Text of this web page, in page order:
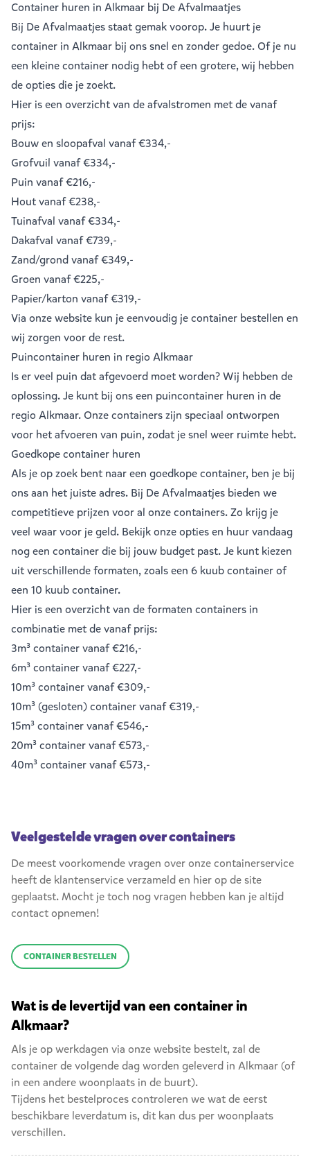
Container huren in Alkmaar bij De Afvalmaatjes
Bij De Afvalmaatjes staat gemak voorop. Je huurt je
container in Alkmaar bij ons snel en zonder gedoe. Of je nu
een kleine container nodig hebt of een grotere, wij hebben
de opties die je zoekt.
Hier is een overzicht van de afvalstromen met de vanaf
prijs:
Bouw en sloopafval vanaf €334,-
Grofvuil vanaf €334,-
Puin vanaf €216,-
Houtvanaf €238,-
Tuinafval vanaf €334,-
Dakafval vanaf €739,-
Zand/grondvanaf €349,-
Groen vanaf €225,-
Papier/karton vanaf €319,-
Via onze website kun je eenvoudig jecontainer bestellen en
wij zorgen voor de rest.
Puincontainer huren in regio Alkmaar
Is er veel puin dat afgevoerd moet worden? Wij hebben de
oplossing. Je kunt bij ons een puincontainer huren in de
regio Alkmaar. Onze containers zijn speciaal ontworpen
voor het afvoeren van puin, zodat je snel weer ruimte hebt.
Goedkope container huren
Als je op zoek bent naar een goedkope container, ben je bij
ons aan het juiste adres. Bij De Afvalmaatjes bieden we
competitieve prijzen voor al onze containers. Zo krijg je
veel waar voor je geld. Bekijk onze opties en huur vandaag
nog een container die bij jouw budget past. Je kunt kiezen
uit verschillende formaten, zoals een 6 kuub containerof
een 10 kuub container.
Hier is een overzicht van de formaten containers in
combinatie met de vanaf prijs:
3m³ containervanaf €216,-
6m³ containervanaf €227,-
10m³ containervanaf €309,-
10m³ (gesloten) containervanaf €319,-
15m³ containervanaf €546,-
20m³ containervanaf €573,-
40m³ containervanaf €573,-
Veelgestelde vragen over containers
De meest voorkomende vragen over onze containerservice
heeft de klantenservice verzameld en hier op de site
geplaatst. Mocht je toch nog vragen hebben kan je altijd
contact opnemen!
CONTAINER BESTELLEN
Wat is de levertijd van een container in
Alkmaar?
Als je op werkdagen via onze website bestelt, zal de
container de volgende dag worden geleverd in Alkmaar (of
in een andere woonplaats in de buurt).
Tijdens het bestelproces controleren we wat de eerst
beschikbare leverdatum is, dit kan dus per woonplaats
verschillen.